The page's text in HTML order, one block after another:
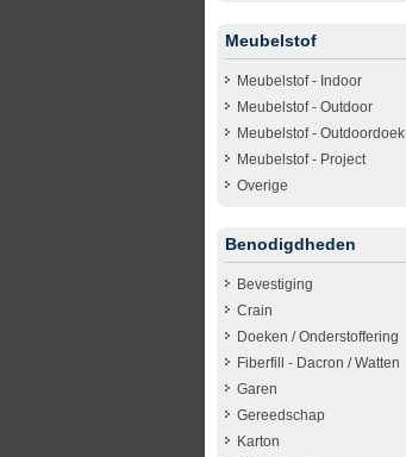
Meubelstof
Meubelstof - Indoor
Meubelstof - Outdoor
Meubelstof - Outdoordoek
Meubelstof - Project
Overige
Benodigdheden
Bevestiging
Crain
Doeken / Onderstoffering
Fiberfill - Dacron / Watten
Garen
Gereedschap
Karton